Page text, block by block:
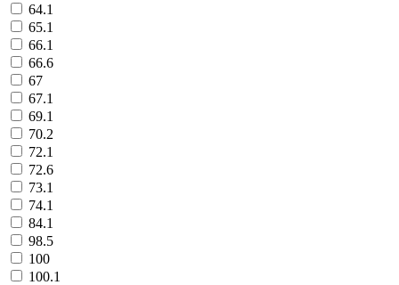
64.1
65.1
66.1
66.6
67
67.1
69.1
70.2
72.1
72.6
73.1
74.1
84.1
98.5
100
100.1